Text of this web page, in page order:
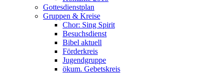
Gottesdienstplan
Gruppen & Kreise
Chor: Sing Spirit
Besuchsdienst
Bibel aktuell
Förderkreis
Jugendgruppe
ökum. Gebetskreis